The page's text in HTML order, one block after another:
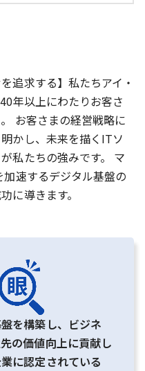
追求する】私たちアイ・
年以上にわたりお客さ
お客さまの経営戦略に
かし、未来を描くITソ
私たちの強みです。 マ
速するデジタル基盤の
に導きます。
を構築し、ビジネ
の価値向上に貢献し
に認定されている